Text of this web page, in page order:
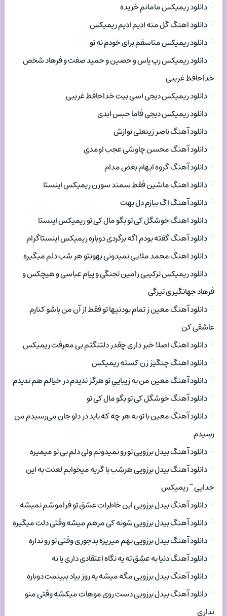
دانلود ریمیکس مامانم خریده
دانلود اهنگ گل منه ادیم ادیم ریمیکس
دانلود ریمیکس متاسفم برای خودم نه تو
دانلود ریمیکس رپ یاس و حصین و حمید صفت و فرهاد شخص
خداحافظ غریبی
دانلود ریمیکس دیجی اسی بیت خداحافظ غریبی
دانلود ریمیکس دیجی فاما حبس ابدی
دانلود آهنگ ناصر زینعلی نوازش
دانلود آهنگ محسن چاوشی عجب اومدی
دانلود آهنگ گروه ایهام بغض مدام
دانلود اهنگ ماشین فقط سمند سورن ریمیکس اینستا
دانلود آهنگ اگ ببازم دل بهت
دانلود اهنگ خوشگل کی تو بگو مال کی تو ریمیکس اینستا
دانلود آهنگ گفته بودم اگه برگردی دوباره ریمیکس اینستاگرام
دانلود اهنگ محمد ملایی نمیدونی بهونتو هر شب دلم میگیره
دانلود ریمیکس ترکیبی رامین تجنگی و پیام عباسی و هیچکس و
فرهاد جهانگیری تیرگی
دانلود آهنگ معین ز تمام بودنیها تو فقط از آن من باشو کنارم
عاشقی کن
دانلود اهنگ اصلا خبر داری چقدر دلتنگتم بی معرفت ریمیکس
دانلود اهنگ چنگیز زن کسته ریمیکس
دانلود آهنگ معین من به زیباییِ تو هرگز ندیدم در خیالم هم ندیدم
دانلود آهنگ خوشگل کی تو بگو مال کی تو
دانلود آهنگ معین با تو به هر چه که باید در دلو جان می‌رسیدم من
رسیدم
دانلود آهنگ بیدل برزویی تو رو نمیدونم ولی دلم بی تو میمیره
دانلود آهنگ بیدل برزویی هرشب با گریه میخوابم لعنت به این
جدایی ~ ریمیکس
دانلود آهنگ بیدل برزویی این خاطرات عشق تو فراموشم نمیشه
دانلود آهنگ بیدل برزویی شونه کی مرهم میشه وقتی دلت میگیره
دانلود آهنگ بیدل برزویی بهم میریزه بدجوری وقتی تو رو نداره
دانلود آهنگ دنیا به عشق ته یه نگاه اعتقادی داری یا نه
دانلود آهنگ بیدل برزویی مگه میشه یه روز بیاد ببینمت دوباره
دانلود آهنگ بیدل برزویی دست روی موهات میکشه وقتی منو
نداری